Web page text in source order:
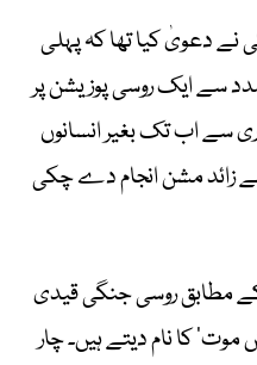
نے دعویٰ کیا تھا کہ پہلی
سے ایک روسی پوزیشن پر
سے اب تک بغیر انسانوں
مشینیں 22 ہزار سے زائد مشن انجام دے چکی
فوجی یونٹ ’این سی 13‘ کے مطابق روسی جنگی قیدی
کا نام دیتے ہیں۔ چار